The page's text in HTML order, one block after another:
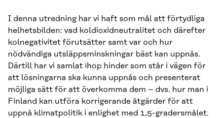
I denna utredning har vi haft som mål att förtydliga
helhetsbilden: vad koldioxidneutralitet och därefter
kolnegativitet förutsätter samt var och hur
nödvändiga utsläppsminskningar bäst kan uppnås.
Därtill har vi samlat ihop hinder som står i vägen för
att lösningarna ska kunna uppnås och presenterat
möjliga sätt för att överkomma dem – dvs. hur man i
Finland kan utföra korrigerande åtgärder för att
uppnå klimatpolitik i enlighet med 1,5-gradersmålet.